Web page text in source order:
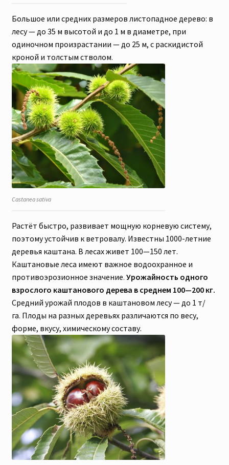
Большое или средних размеров листопадное дерево: в
лесу — до 35 м высотой и до 1 м в диаметре, при
одиночном произрастании — до 25 м, с раскидистой
кроной и толстым стволом.
Castanea sativa
Растёт быстро, развивает мощную корневую систему,
поэтому устойчив к ветровалу. Известны 1000-летние
деревья каштана. В лесах живет 100—150 лет.
Каштановые леса имеют важное водоохранное и
противоэрозионное значение. Урожайность одного
взрослого каштанового дерева в среднем 100—200 кг.
Средний урожай плодов в каштановом лесу — до 1 т/
га. Плоды на разных деревьях различаются по весу,
форме, вкусу, химическому составу.